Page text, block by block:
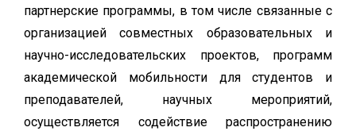
партнерские программы, в том числе связанные с
организацией совместных образовательных и
научно-исследовательских проектов, программ
академической мобильности для студентов и
преподавателей, научных мероприятий,
осуществляется содействие распространению